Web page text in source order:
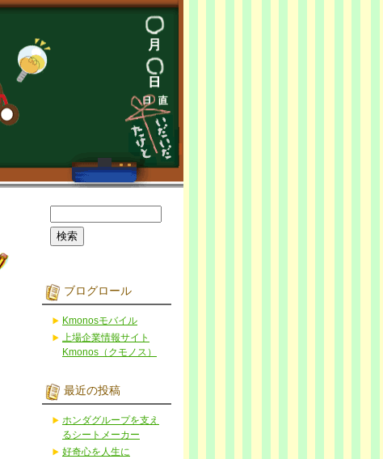
ブログロール
Kmonosモバイル
上場企業情報サイト
Kmonos（クモノス）
最近の投稿
ホンダグループを支え
るシートメーカー
好奇心を人生に